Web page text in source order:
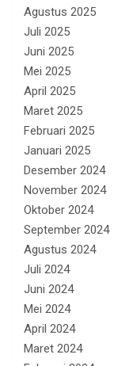
Agustus 2025
Juli 2025
Juni 2025
Mei 2025
April 2025
Maret 2025
Februari 2025
Januari 2025
Desember 2024
November 2024
Oktober 2024
September 2024
Agustus 2024
Juli 2024
Juni 2024
Mei 2024
April 2024
Maret 2024